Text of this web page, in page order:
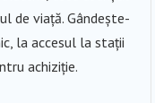
de viață. Gândește-
la accesul la stații
achiziție.